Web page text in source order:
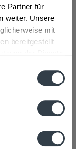
Partner für
weiter. Unsere
mit
bereitgestellt